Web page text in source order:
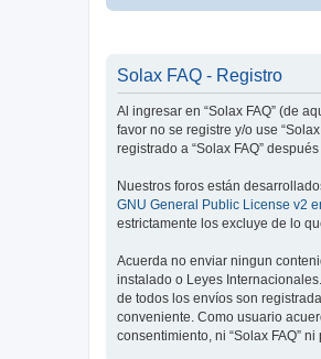
Solax FAQ - Registro
Al ingresar en “Solax FAQ” (de
favor no se registre y/o use
registrado a “Solax FAQ”
Nuestros foros están
GNU General Public License v2
estrictamente los excluye de lo
Acuerda no enviar ningun
instalado o Leyes
de todos los envíos son
conveniente. Como usuario
consentimiento, ni “Solax FAQ”